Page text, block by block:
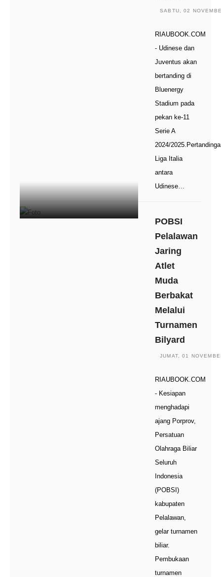
SABTU, 02
RIAUBOOK.COM
- Udinese dan
Juventus akan
bertanding di
Bluenergy
Stadium pada
pekan ke-11
Serie A
2024/
Liga Italia
antara
Udinese…
POBSI
Pelalawan
Jaring
Atlet
Muda
Berbakat
Melalui
Turnamen
Bilyard
JUMAT, 01
RIAUBOOK.COM
- Kesiapan
menghadapi
ajang Porprov,
Persatuan
Olahraga Biliar
Seluruh
Indonesia
(POBSI)
kabupaten
Pelalawan,
gelar turnamen
biliar.
Pembukaan
turnamen